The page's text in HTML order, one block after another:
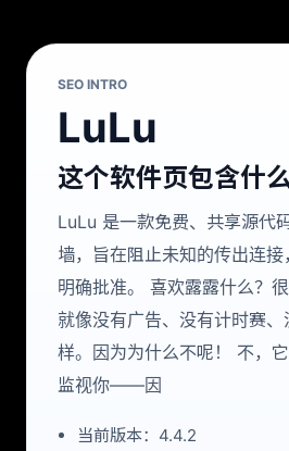
SEO INTRO
LuLu
这个软件页包含什
LuLu 是一款免费、共享源代
墙，旨在阻止未知的传出连
明确批准。 喜欢露露什么？
就像没有广告、没有计时赛
样。因为为什么不呢！ 不，
监视你——因
当前版本：4.4.2